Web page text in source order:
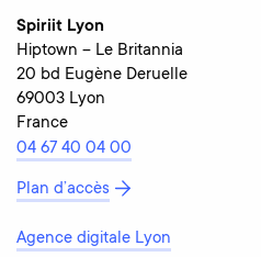
Spiriit Lyon
Hiptown – Le Britannia
20 bd Eugène Deruelle
69003 Lyon
France
04 67 40 04 00
Plan d’accès
Agence digitale Lyon